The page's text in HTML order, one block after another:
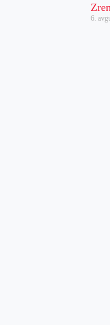
6.